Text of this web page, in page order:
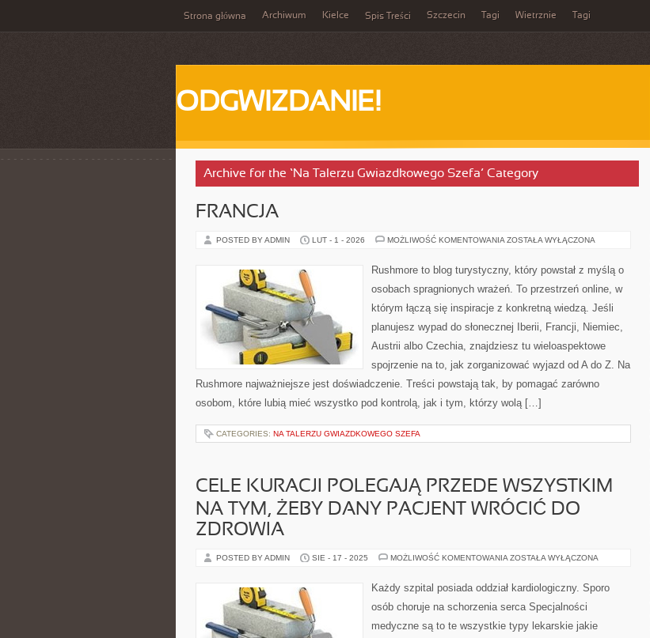
Strona główna Archiwum Kielce Spis Treści Szczecin Tagi Wietrznie Tagi
ODGWIZDANIE!
Archive for the ‘Na Talerzu Gwiazdkowego Szefa’ Category
FRANCJA
POSTED BY ADMIN LUT - 1 - 2026 MOŻLIWOŚĆ KOMENTOWANIA FRANCJA
ZOSTAŁA WYŁĄCZONA
Rushmore to blog turystyczny, który powstał z myślą o
osobach spragnionych wrażeń. To przestrzeń online, w
którym łączą się inspiracje z konkretną wiedzą. Jeśli
planujesz wypad do słonecznej Iberii, Francji, Niemiec,
Austrii albo Czechia, znajdziesz tu wieloaspektowe
spojrzenie na to, jak zorganizować wyjazd od A do Z. Na
Rushmore najważniejsze jest doświadczenie. Treści powstają tak, by pomagać zarówno
osobom, które lubią mieć wszystko pod kontrolą, jak i tym, którzy wolą […]
CATEGORIES: NA TALERZU GWIAZDKOWEGO SZEFA
CELE KURACJI POLEGAJĄ PRZEDE WSZYSTKIM
NA TYM, ŻEBY DANY PACJENT WRÓCIĆ DO
ZDROWIA
POSTED BY ADMIN SIE - 17 - 2025 MOŻLIWOŚĆ KOMENTOWANIA CELE
PRZEDE
WSZYSTKIM
TYM,
DANY
ZOSTAŁA WYŁĄCZONA
Każdy szpital posiada oddział kardiologiczny. Sporo
osób choruje na schorzenia serca Specjalności
medyczne są to te wszystkie typy lekarskie jakie